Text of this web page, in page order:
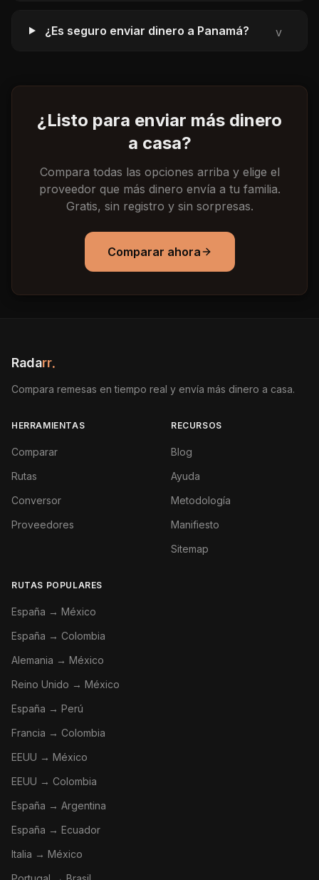
¿Es seguro enviar dinero a Panamá? v
¿Listo para enviar más dinero
a casa?
Compara todas las opciones arriba y elige el
proveedor que más dinero envía a tu familia.
Gratis, sin registro y sin sorpresas.
Comparar ahora
Radarr.
Compara remesas en tiempo real y envía más dinero a casa.
HERRAMIENTAS
Comparar
Rutas
Conversor
Proveedores
RECURSOS
Blog
Ayuda
Metodología
Manifiesto
Sitemap
RUTAS POPULARES
España → México
España → Colombia
Alemania → México
Reino Unido → México
España → Perú
Francia → Colombia
EEUU → México
EEUU → Colombia
España → Argentina
España → Ecuador
Italia → México